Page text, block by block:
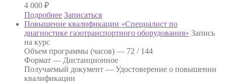
4 000 ₽
Подробнее Записаться
Повышение квалификации «Специалист по
диагностике газотранспортного оборудования» Запись
на курс
Объем программы (часов) — 72 / 144
Формат — Дистанционное
Получаемый документ — Удостоверение о повышении
квалификации